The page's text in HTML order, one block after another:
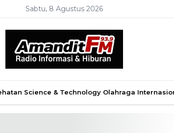
Sabtu, 8 Agustus 2026
Science & Technology Olahraga